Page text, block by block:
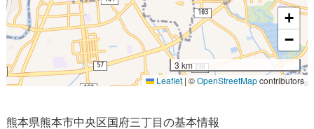
+
−
3 km
Leaflet | ©OpenStreetMapcontributors
熊本県熊本市中央区国府三丁目の基本情報